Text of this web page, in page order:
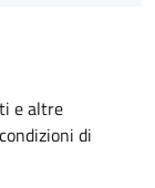
e altre
di